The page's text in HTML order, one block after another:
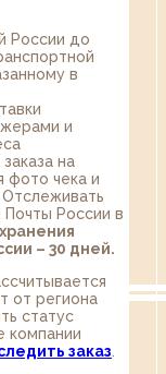
России до
в
и
на
фото чека и
Почты России в
– 30 дней.
от региона
статус
компании
заказ